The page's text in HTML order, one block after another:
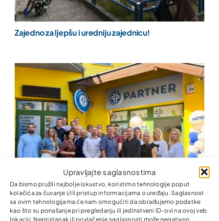
Upravljajte saglasnostima
Da bismo pružili najbolje iskustvo, koristimo tehnologije poput
kolačića za čuvanje i/ili pristup informacijama o uređaju. Saglasnost
sa ovim tehnologijama će nam omogućiti da obrađujemo podatke
kao što su ponašanje pri pregledanju ili jedinstveni ID-ovi na ovoj veb
lokaciji. Nepristanak ili povlačenje saglasnosti može negativno
Zajedno za ljepšu i uredniju zajednicu!